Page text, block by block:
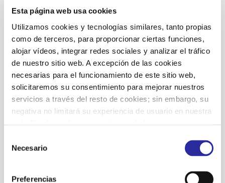
Esta página web usa cookies
Utilizamos cookies y tecnologías similares, tanto propias
como de terceros, para proporcionar ciertas funciones,
alojar vídeos, integrar redes sociales y analizar el tráfico
de nuestro sitio web. A excepción de las cookies
necesarias para el funcionamiento de este sitio web,
solicitaremos su consentimiento para mejorar nuestros
servicios a través del resto de cookies; sin embargo, su
negativa no limitará su experiencia de usuario en nuestra
más información, puede consultar nuestra
Política de
Necesario
Preferencias
Sep 2022
L M M J V S D
27 28 29 30 31 1
23